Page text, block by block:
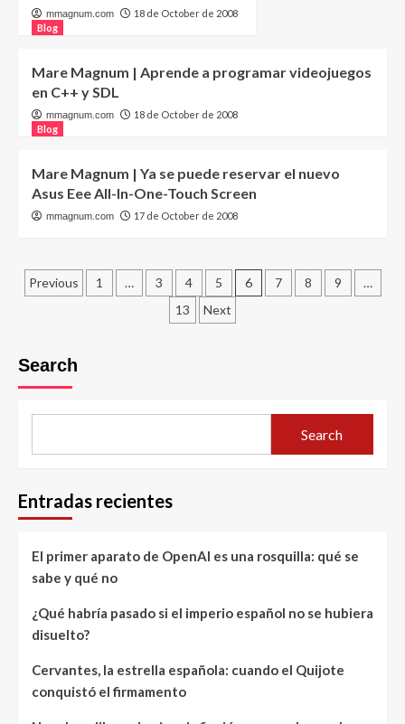
mmagnum.com
18 de October de 2008
Blog
Mare Magnum | Aprende a programar videojuegos
en C++ y SDL
mmagnum.com
18 de October de 2008
Blog
Mare Magnum | Ya se puede reservar el nuevo
Asus Eee All-In-One-Touch Screen
mmagnum.com 17 de October de 2008
Posts
Previous 1 … 3 4 5 6 7 8 9
…
13
Next
Search
Search
Entradas recientes
El primer aparato de OpenAI es una rosquilla: qué se
sabe y qué no
¿Qué habría pasado si el imperio español no se hubiera
disuelto?
Cervantes, la estrella española: cuando el Quijote
conquistó el firmamento